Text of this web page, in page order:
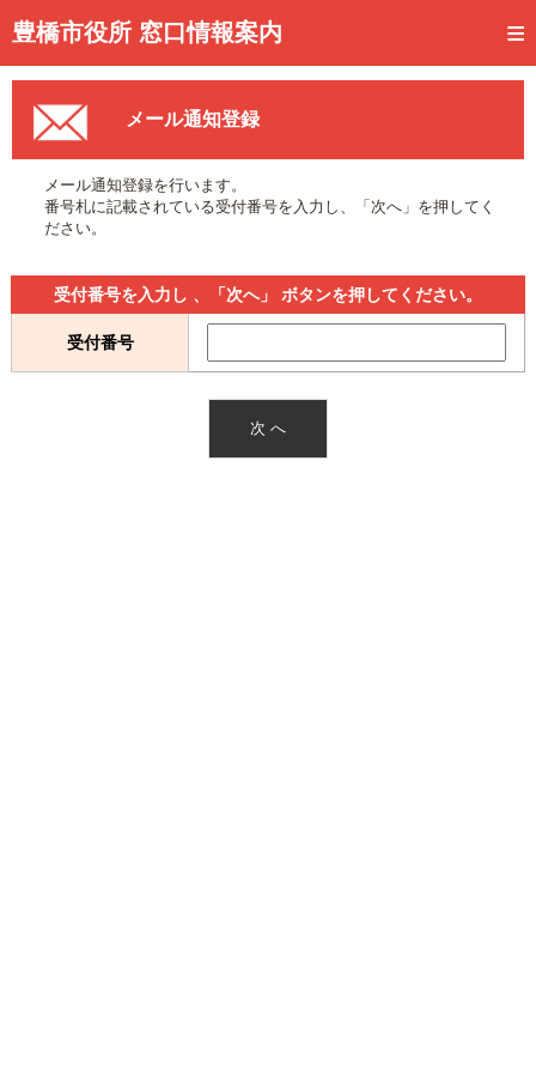
豊橋市役所 窓口情報案内
トップページ
事前予約
予約状況確認
窓口混雑状況
待ち状況確認
メール通知登録
メール通知登録
メール通知登録を行います。
番号札に記載されている受付番号を入力し、「次へ」を押してく
ださい。
受付番号を入力し 、「次へ」 ボタンを押してください。
受付番号